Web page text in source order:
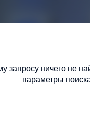
запросу ничего не
параметры